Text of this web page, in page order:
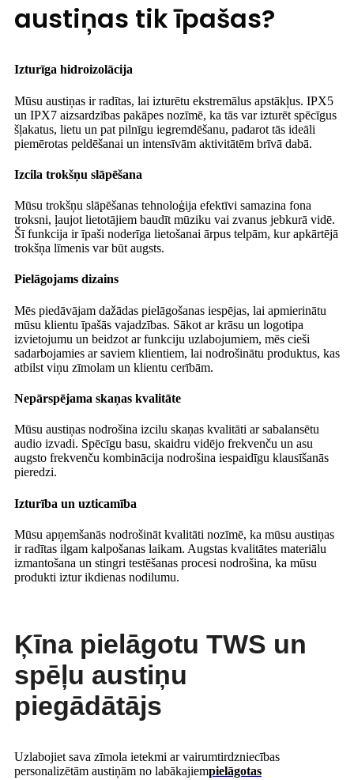
austiņas tik īpašas?
Izturīga hidroizolācija
Mūsu austiņas ir radītas, lai izturētu ekstremālus apstākļus. IPX5
un IPX7 aizsardzības pakāpes nozīmē, ka tās var izturēt spēcīgus
šļakatus, lietu un pat pilnīgu iegremdēšanu, padarot tās ideāli
piemērotas peldēšanai un intensīvām aktivitātēm brīvā dabā.
Izcila trokšņu slāpēšana
Mūsu trokšņu slāpēšanas tehnoloģija efektīvi samazina fona
troksni, ļaujot lietotājiem baudīt mūziku vai zvanus jebkurā vidē.
Šī funkcija ir īpaši noderīga lietošanai ārpus telpām, kur apkārtējā
trokšņa līmenis var būt augsts.
Pielāgojams dizains
Mēs piedāvājam dažādas pielāgošanas iespējas, lai apmierinātu
mūsu klientu īpašās vajadzības. Sākot ar krāsu un logotipa
izvietojumu un beidzot ar funkciju uzlabojumiem, mēs cieši
sadarbojamies ar saviem klientiem, lai nodrošinātu produktus, kas
atbilst viņu zīmolam un klientu cerībām.
Nepārspējama skaņas kvalitāte
Mūsu austiņas nodrošina izcilu skaņas kvalitāti ar sabalansētu
audio izvadi. Spēcīgu basu, skaidru vidējo frekvenču un asu
augsto frekvenču kombinācija nodrošina iespaidīgu klausīšanās
pieredzi.
Izturība un uzticamība
Mūsu apņemšanās nodrošināt kvalitāti nozīmē, ka mūsu austiņas
ir radītas ilgam kalpošanas laikam. Augstas kvalitātes materiālu
izmantošana un stingri testēšanas procesi nodrošina, ka mūsu
produkti iztur ikdienas nodilumu.
Ķīna pielāgotu TWS un
spēļu austiņu
piegādātājs
Uzlabojiet sava zīmola ietekmi ar vairumtirdzniecības
personalizētām austiņām no labākajiempielāgotas